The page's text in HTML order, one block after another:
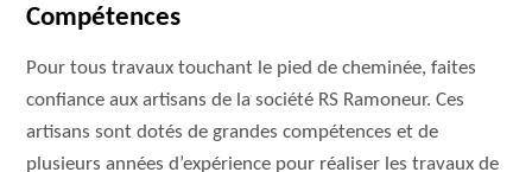
Compétences
Pour tous travaux touchant le pied de cheminée, faites
confiance aux artisans de la société RS Ramoneur. Ces
artisans sont dotés de grandes compétences et de
plusieurs années d’expérience pour réaliser les travaux de